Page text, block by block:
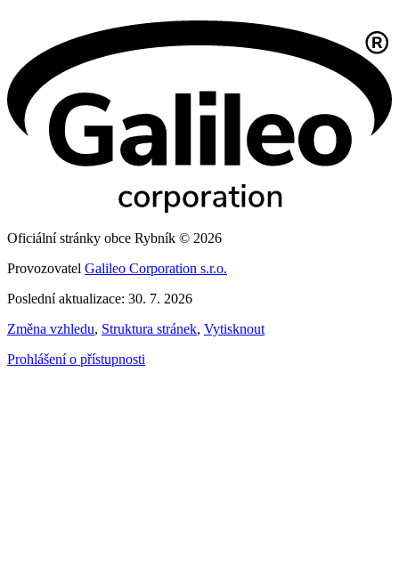
Oficiální stránky obce Rybník © 2026
Provozovatel Galileo Corporation s.r.o.
Poslední aktualizace: 30. 7. 2026
Změna vzhledu, Struktura stránek, Vytisknout
Prohlášení o přístupnosti